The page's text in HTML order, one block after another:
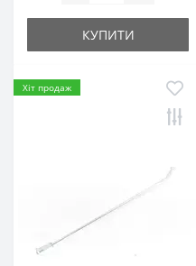
КУПИТИ
Хіт продаж